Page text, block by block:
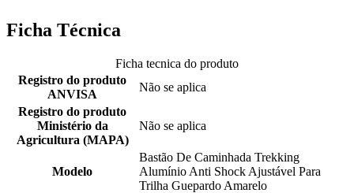
Ficha Técnica
Ficha tecnica do produto
Registro do produto
ANVISA
Não se aplica
Registro do produto
Ministério da
Agricultura (MAPA)
Não se aplica
Modelo
Bastão De Caminhada Trekking
Alumínio Anti Shock Ajustável Para
Trilha Guepardo Amarelo